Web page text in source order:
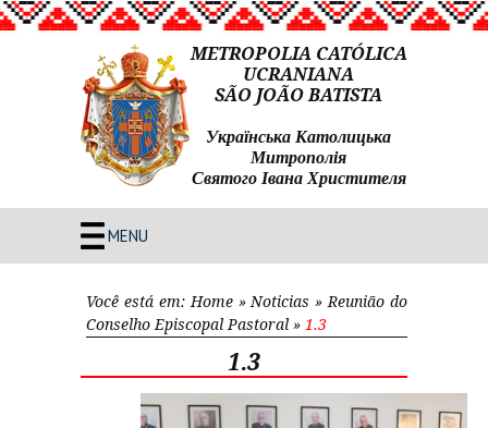
METROPOLIA CATÓLICA
UCRANIANA
SÃO JOÃO BATISTA
Українська Католицька
Митрополія
Святого Івана Христителя
MENU
Você está em: Home» Noticias » Reunião do
Conselho Episcopal Pastoral » 1.3
1.3